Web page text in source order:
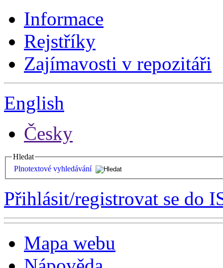
Informace
Rejstříky
Zajímavosti v repozitáři
English
Česky
Hledat
Plnotextové vyhledávání
Přihlásit/registrovat se do
Mapa webu